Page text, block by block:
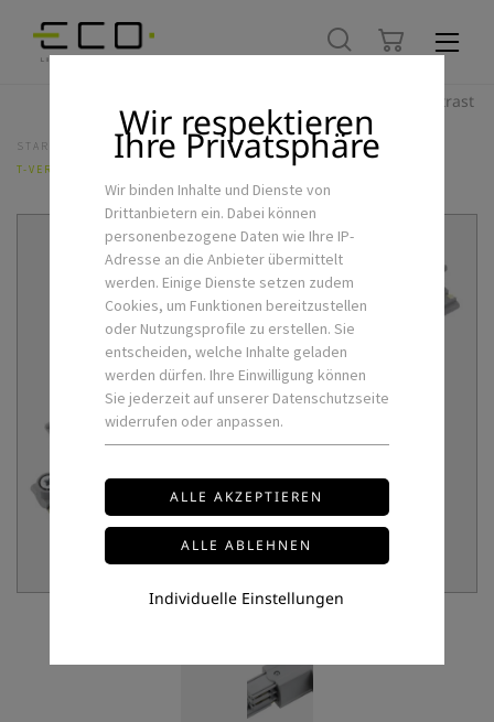
Hoher Kontrast
STARTSEITE LED-SCHIENENSYSTEME
3PH-SCHIENENSYSTEM
T-VERBINDER-RE
Wir respektieren
Ihre Privatsphäre
Wir binden Inhalte und Dienste von
Drittanbietern ein. Dabei können
personenbezogene Daten wie Ihre IP-
Adresse an die Anbieter übermittelt
werden. Einige Dienste setzen zudem
Cookies, um Funktionen bereitzustellen
oder Nutzungsprofile zu erstellen. Sie
entscheiden, welche Inhalte geladen
werden dürfen. Ihre Einwilligung können
Sie jederzeit auf unserer Datenschutzseite
widerrufen oder anpassen.
Individuelle Einstellungen